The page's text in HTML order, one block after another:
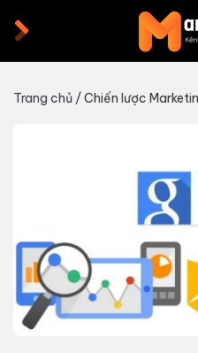
to
Trang chủ /Chiến lược